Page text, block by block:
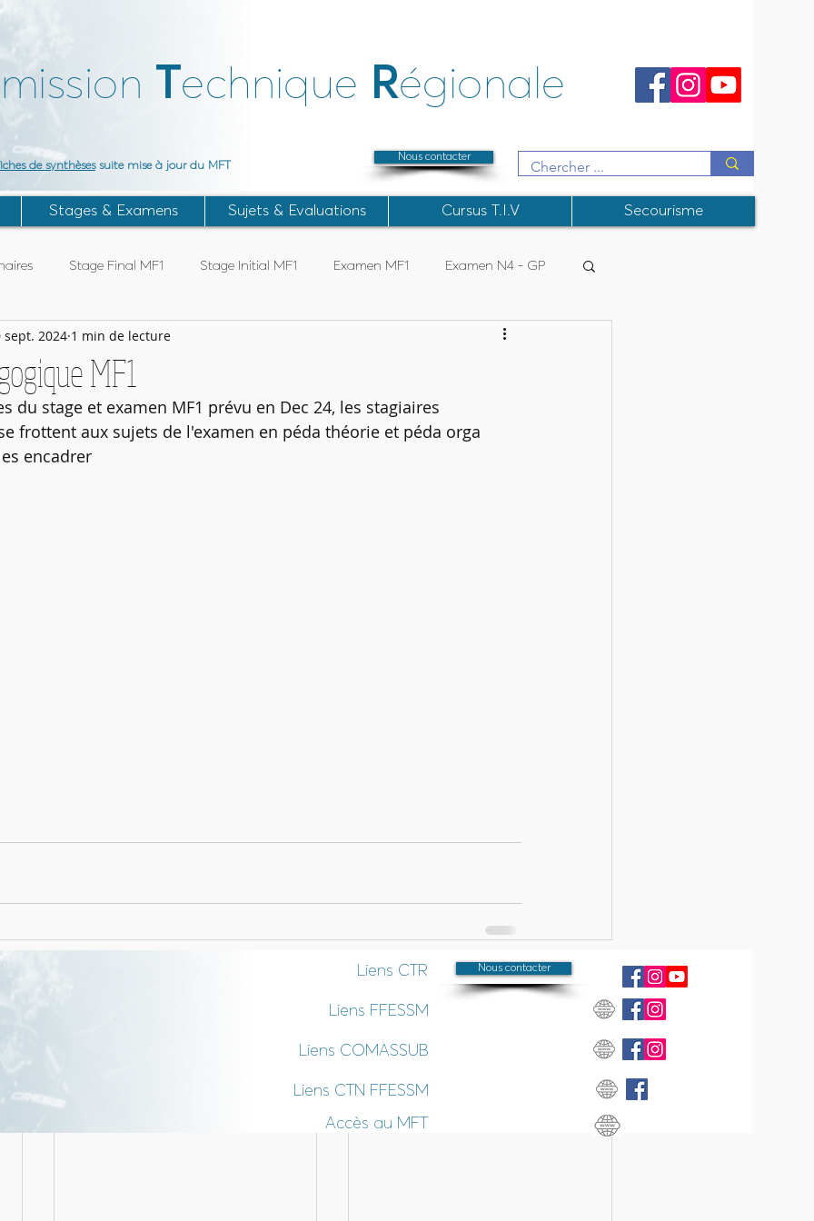
Technique Régionale
Nous contacter
de synthèsessuite mise à jour du MFT
Stages & Examens Sujets & Evaluations Cursus T.I.V Secourisme
Stage Final MF1 Stage Initial MF1 Examen MF1 Examen N4 - GP
Articles Subaqua FFESSM College Instructeurs
& Recycleur Journée Péda MF1 Stage Initiateur & TSI
MF1
sept. 2024 1 min de lecture
du stage et examen MF1 prévu en Dec 24, les stagiaires
frottent aux sujets de l'examen en péda théorie et péda orga
encadrer
Voir tout
Nous contacter
Liens CTR
Liens FFESSM
Liens COMASSUB
Liens CTN FFESSM
Accès au MFT